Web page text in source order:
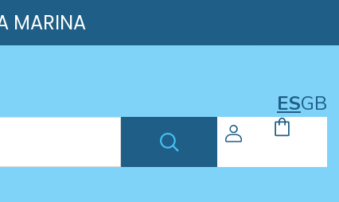
MARINA
ESGB